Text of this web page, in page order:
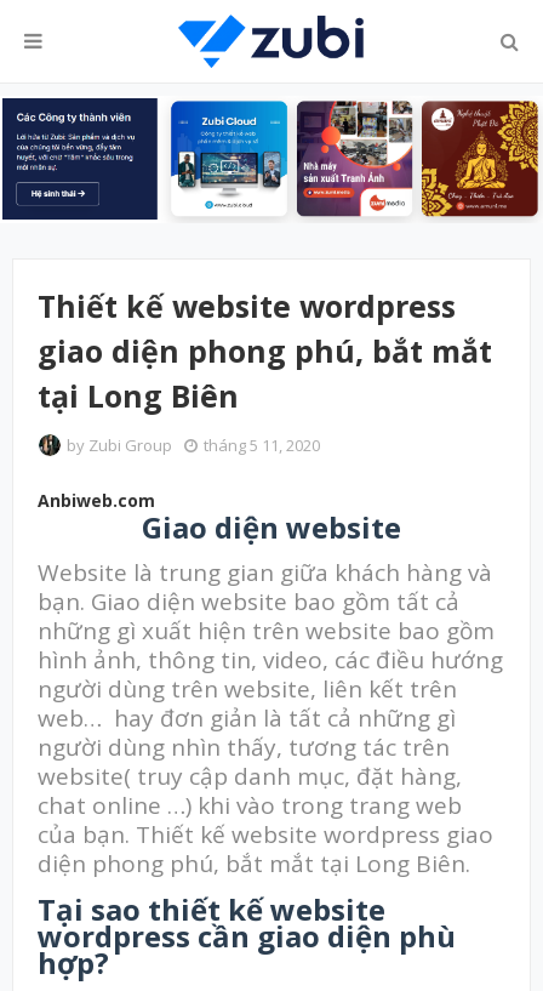
Thiết kế website wordpress
giao diện phong phú, bắt mắt
tại Long Biên
by Zubi Group tháng 5 11, 2020
Anbiweb.com
Giao diện website
Website là trung gian giữa khách hàng và
bạn. Giao diện website bao gồm tất cả
những gì xuất hiện trên website bao gồm
hình ảnh, thông tin, video, các điều hướng
người dùng trên website, liên kết trên
web… hay đơn giản là tất cả những gì
người dùng nhìn thấy, tương tác trên
website( truy cập danh mục, đặt hàng,
chat online …) khi vào trong trang web
của bạn. Thiết kế website wordpress giao
diện phong phú, bắt mắt tại Long Biên.
Tại sao thiết kế website
wordpress cần giao diện phù
hợp?